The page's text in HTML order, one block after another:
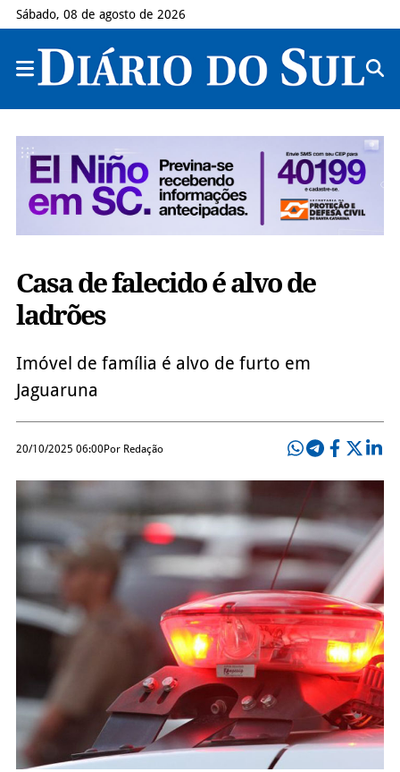
Sábado, 08 de agosto de 2026
Casa de falecido é alvo de
ladrões
Imóvel de família é alvo de furto em
Jaguaruna
20/10/2025 06:00Por Redação